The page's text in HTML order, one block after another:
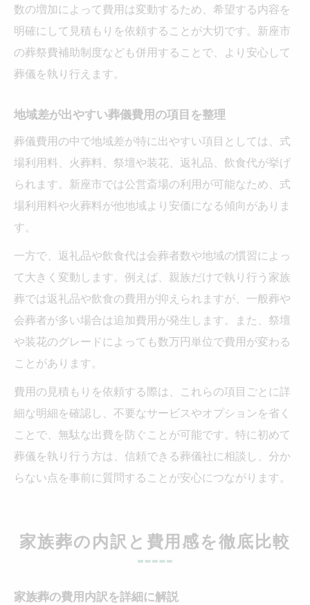
数の増加によって費用は変動するため、希望する内容を
明確にして見積もりを依頼することが大切です。新座市
の葬祭費補助制度なども併用することで、より安心して
葬儀を執り行えます。
地域差が出やすい葬儀費用の項目を整理
葬儀費用の中で地域差が特に出やすい項目としては、式
場利用料、火葬料、祭壇や装花、返礼品、飲食代が挙げ
られます。新座市では公営斎場の利用が可能なため、式
場利用料や火葬料が他地域より安価になる傾向がありま
す。
一方で、返礼品や飲食代は会葬者数や地域の慣習によっ
て大きく変動します。例えば、親族だけで執り行う家族
葬では返礼品や飲食の費用が抑えられますが、一般葬や
会葬者が多い場合は追加費用が発生します。また、祭壇
や装花のグレードによっても数万円単位で費用が変わる
ことがあります。
費用の見積もりを依頼する際は、これらの項目ごとに詳
細な明細を確認し、不要なサービスやオプションを省く
ことで、無駄な出費を防ぐことが可能です。特に初めて
葬儀を執り行う方は、信頼できる葬儀社に相談し、分か
らない点を事前に質問することが安心につながります。
家族葬の内訳と費用感を徹底比較
家族葬の費用内訳を詳細に解説